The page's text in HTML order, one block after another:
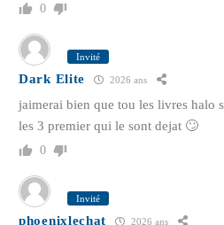
0
Invité
Dark Elite 2026 ans
jaimerai bien que tou les livres halo
les 3 premier qui le sont dejat 🙄
0
Invité
phoenixlechat 2026 ans